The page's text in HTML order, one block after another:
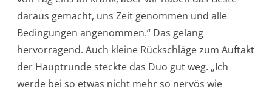
daraus gemacht, uns Zeit genommen und alle
Bedingungen angenommen.“ Das gelang
hervorragend. Auch kleine Rückschläge zum Auftakt
der Hauptrunde steckte das Duo gut weg. „Ich
werde bei so etwas nicht mehr so nervös wie